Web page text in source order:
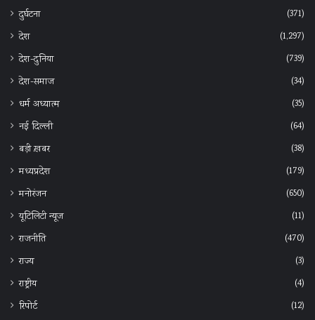
दुर्घटना
(371)
देश
(1,297)
देश-दुनिया
(739)
देश-समाज
(34)
धर्म अध्यात्म
(35)
नई दिल्ली
(64)
बड़ी ख़बर
(38)
मध्यप्रदेश
(179)
मनोरंजन
(650)
यूटिलिटी न्यूज
(11)
राजनीति
(470)
राज्य
(3)
राष्ट्रीय
(4)
रिपोर्ट
(12)